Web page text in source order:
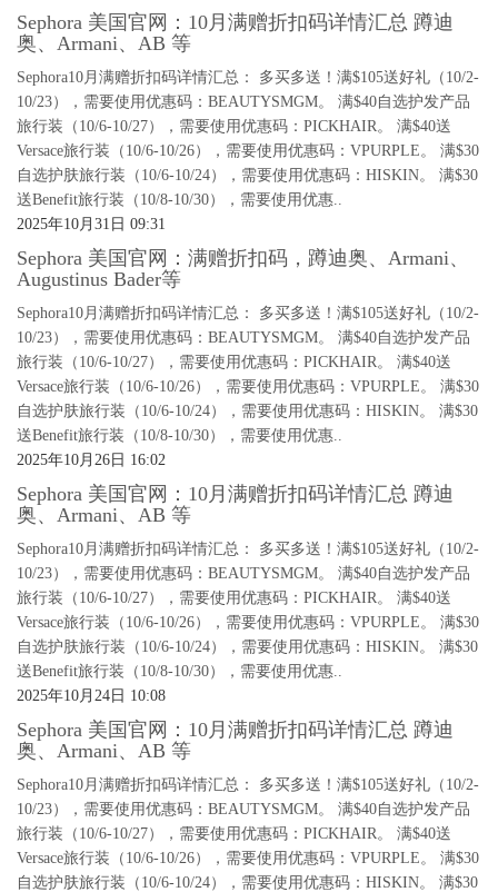
Sephora 美国官网：10月满赠折扣码详情汇总 蹲迪
奥、Armani、AB 等
Sephora10月满赠折扣码详情汇总： 多买多送！满$105送好礼（10/2-
10/23），需要使用优惠码：BEAUTYSMGM。 满$40自选护发产品
旅行装（10/6-10/27），需要使用优惠码：PICKHAIR。 满$40送
Versace旅行装（10/6-10/26），需要使用优惠码：VPURPLE。 满$30
自选护肤旅行装（10/6-10/24），需要使用优惠码：HISKIN。 满$30
送Benefit旅行装（10/8-10/30），需要使用优惠..
2025年10月31日 09:31
Sephora 美国官网：满赠折扣码，蹲迪奥、Armani、
Augustinus Bader等
Sephora10月满赠折扣码详情汇总： 多买多送！满$105送好礼（10/2-
10/23），需要使用优惠码：BEAUTYSMGM。 满$40自选护发产品
旅行装（10/6-10/27），需要使用优惠码：PICKHAIR。 满$40送
Versace旅行装（10/6-10/26），需要使用优惠码：VPURPLE。 满$30
自选护肤旅行装（10/6-10/24），需要使用优惠码：HISKIN。 满$30
送Benefit旅行装（10/8-10/30），需要使用优惠..
2025年10月26日 16:02
Sephora 美国官网：10月满赠折扣码详情汇总 蹲迪
奥、Armani、AB 等
Sephora10月满赠折扣码详情汇总： 多买多送！满$105送好礼（10/2-
10/23），需要使用优惠码：BEAUTYSMGM。 满$40自选护发产品
旅行装（10/6-10/27），需要使用优惠码：PICKHAIR。 满$40送
Versace旅行装（10/6-10/26），需要使用优惠码：VPURPLE。 满$30
自选护肤旅行装（10/6-10/24），需要使用优惠码：HISKIN。 满$30
送Benefit旅行装（10/8-10/30），需要使用优惠..
2025年10月24日 10:08
Sephora 美国官网：10月满赠折扣码详情汇总 蹲迪
奥、Armani、AB 等
Sephora10月满赠折扣码详情汇总： 多买多送！满$105送好礼（10/2-
10/23），需要使用优惠码：BEAUTYSMGM。 满$40自选护发产品
旅行装（10/6-10/27），需要使用优惠码：PICKHAIR。 满$40送
Versace旅行装（10/6-10/26），需要使用优惠码：VPURPLE。 满$30
自选护肤旅行装（10/6-10/24），需要使用优惠码：HISKIN。 满$30